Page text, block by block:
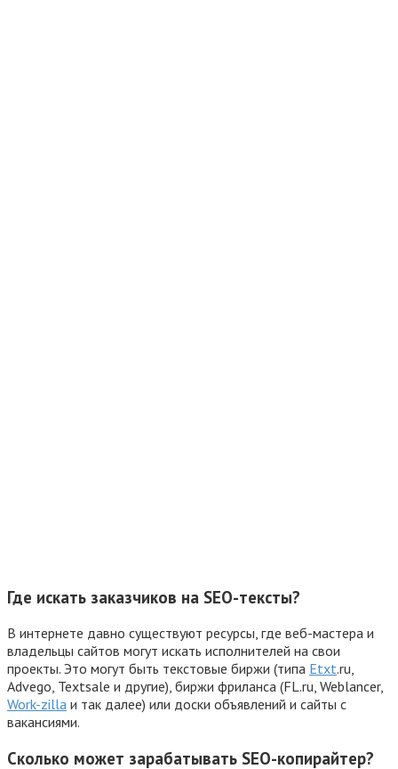
Где искать заказчиков на SEO-тексты?
В интернете давно существуют ресурсы, где веб-мастера и
владельцы сайтов могут искать исполнителей на свои
проекты. Это могут быть текстовые биржи (типа Etxt.ru,
Advego, Textsale и другие), биржи фриланса (FL.ru, Weblancer,
Work-zilla и так далее) или доски объявлений и сайты с
вакансиями.
Сколько может зарабатывать SEO-копирайтер?